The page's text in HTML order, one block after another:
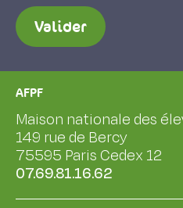
Valider
AFPF
Maison nationale des
149 rue de Bercy
75595 Paris Cedex 12
07.69.81.16.62